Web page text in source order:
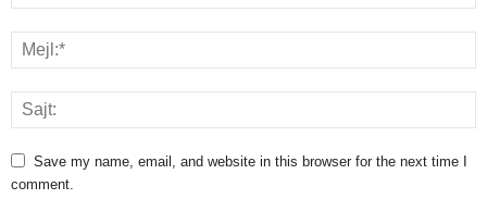
Save my name, email, and website in this browser for the next time I
comment.